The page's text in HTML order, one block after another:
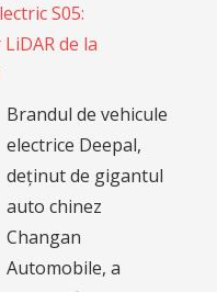
S05:
de la
Brandul de vehicule
electrice Deepal,
deținut de gigantul
auto chinez
Changan
Automobile, a